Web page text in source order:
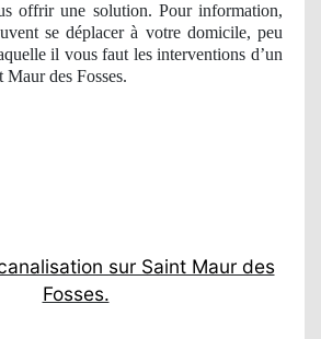
offrir une solution. Pour information,
se déplacer à votre domicile, peu
il vous faut les interventions d’un
Maur des Fosses.
sur Saint Maur des
Fosses.